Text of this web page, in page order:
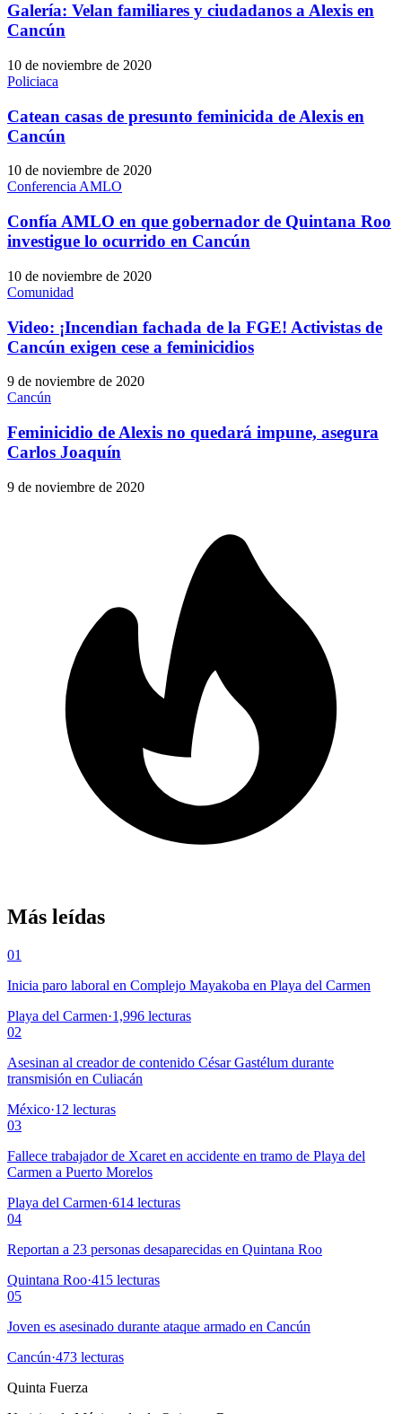
Galería: Velan familiares y ciudadanos a Alexis en
Cancún
10 de noviembre de 2020
Policiaca
Catean casas de presunto feminicida de Alexis en
Cancún
10 de noviembre de 2020
Conferencia AMLO
Confía AMLO en que gobernador de Quintana Roo
investigue lo ocurrido en Cancún
10 de noviembre de 2020
Comunidad
Video: ¡Incendian fachada de la FGE! Activistas de
Cancún exigen cese a feminicidios
9 de noviembre de 2020
Cancún
Feminicidio de Alexis no quedará impune, asegura
Carlos Joaquín
9 de noviembre de 2020
Más leídas
01
Inicia paro laboral en Complejo Mayakoba en Playa del Carmen
Playa del Carmen·1,996 lecturas
02
Asesinan al creador de contenido César Gastélum durante
transmisión en Culiacán
México·12 lecturas
03
Fallece trabajador de Xcaret en accidente en tramo de Playa del
Carmen a Puerto Morelos
Playa del Carmen·614 lecturas
04
Reportan a 23 personas desaparecidas en Quintana Roo
Quintana Roo·415 lecturas
05
Joven es asesinado durante ataque armado en Cancún
Cancún·473 lecturas
Quinta Fuerza